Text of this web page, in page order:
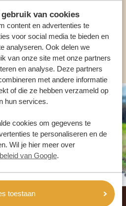
van cookies
content en advertenties te
voor social media te bieden en
analyseren. Ook delen we
van onze site met onze partners
en analyse. Deze partners
met andere informatie
of die ze hebben verzameld op
hun services.
cookies om gegevens te
te personaliseren en de
Wil je hier meer over
van Google.
toestaan
174 700 212
LANDEN